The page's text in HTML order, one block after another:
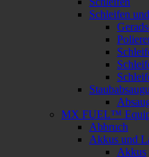
Schleifen
MX FUEL™
Abbruch
Akkus und
Akkus